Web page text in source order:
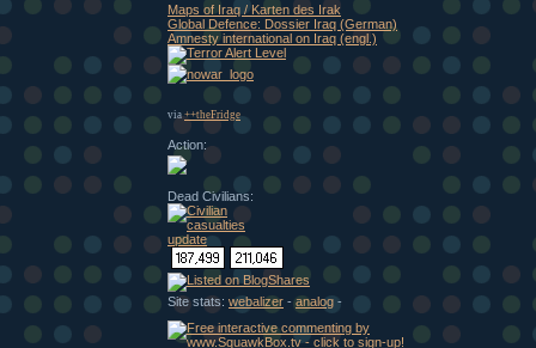
Maps of Iraq / Karten des Irak
Global Defence: Dossier Iraq (German)
Amnesty international on Iraq (engl.)
via++theFridge
Action:
Dead Civilians:
Site stats: webalizer - analog -